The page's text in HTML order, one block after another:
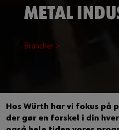
Brugernavn
Adgangskode
Husk login data
METAL
Brancher >
Hos Würth har vi fokus
der gør en forskel i din